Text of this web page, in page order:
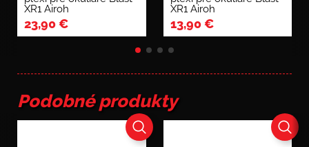
XR1 Airoh
23,90€
XR1 Airoh
13,90€
Podobné produkty